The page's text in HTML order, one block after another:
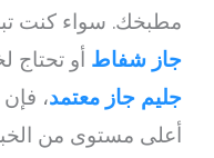
مطبخك. سواء كنت
جاز شفاط أو تحتاج
جليم جاز معتمد، فإن
أعلى مستوى من